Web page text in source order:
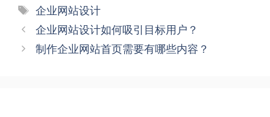
类
标
签
企业网站设计
文
章
企业网站设计如何吸引目标用户？
制作企业网站首页需要有哪些内容？